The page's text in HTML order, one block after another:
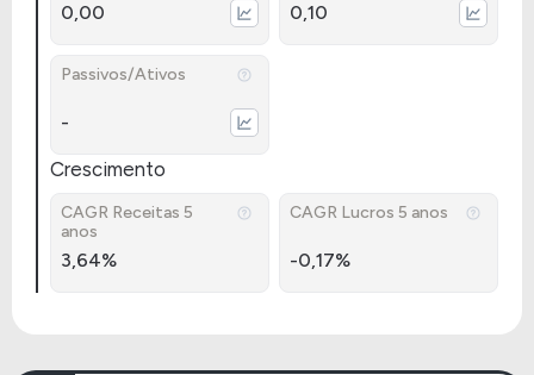
0,00 0,10
Passivos/Ativos
-
Crescimento
CAGR Receitas 5
anos
3,64%
CAGR Lucros 5 anos
-0,17%